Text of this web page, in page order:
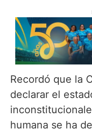
Recordó que la
declarar el
humana se ha